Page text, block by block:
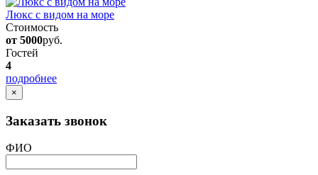
Люкс с видом на море
Стоимость
от 5000руб.
Гостей
4
подробнее
×
Заказать звонок
ФИО